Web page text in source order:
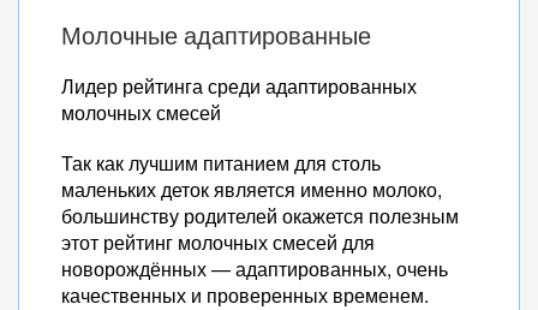
Молочные адаптированные
Лидер рейтинга среди адаптированных
молочных смесей
Так как лучшим питанием для столь
маленьких деток является именно молоко,
большинству родителей окажется полезным
этот рейтинг молочных смесей для
новорождённых — адаптированных, очень
качественных и проверенных временем.